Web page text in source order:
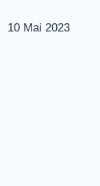
10 Mai 2023